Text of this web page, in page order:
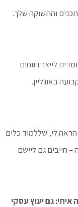
והתשוקה שלך.
לייצר רווחים
באונליין.
לי, שללמוד כלים
חייבים גם ליישם
איתי: גם יעוץ עסקי